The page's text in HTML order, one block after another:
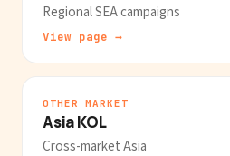
Regional SEA campaigns
View page →
OTHER MARKET
Asia KOL
Cross-market Asia